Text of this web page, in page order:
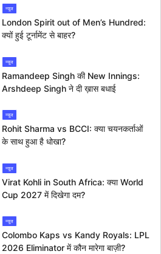
न्यूज
London Spirit out of Men’s Hundred:
क्यों हुई टूर्नामेंट से बाहर?
न्यूज
Ramandeep Singh की New Innings:
Arshdeep Singh ने दी ख़ास बधाई
न्यूज
Rohit Sharma vs BCCI: क्या चयनकर्ताओं
के साथ हुआ है धोखा?
न्यूज
Virat Kohli in South Africa: क्या World
Cup 2027 में दिखेगा दम?
न्यूज
Colombo Kaps vs Kandy Royals: LPL
2026 Eliminator में कौन मारेगा बाज़ी?